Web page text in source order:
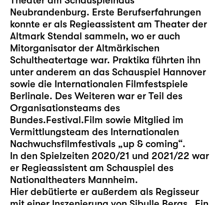
Neubrandenburg. Erste Berufserfahrungen
konnte er als Regieassistent am Theater der
Altmark Stendal sammeln, wo er auch
Mitorganisator der Altmärkischen
Schultheatertage war. Praktika führten ihn
unter anderem an das Schauspiel Hannover
sowie die Internationalen Filmfestspiele
Berlinale. Des Weiteren war er Teil des
Organisationsteams des
Bundes.Festival.Film sowie Mitglied im
Vermittlungsteam des Internationalen
Nachwuchsfilmfestivals „up & coming“.
In den Spielzeiten 2020/21 und 2021/22 war
er Regieassistent am Schauspiel des
Nationaltheaters Mannheim.
Hier debütierte er außerdem als Regisseur